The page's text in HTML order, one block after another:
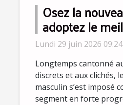
Osez la
adoptez le
pour homme
sexologues
Lundi 29 juin 2026 09:24
Longtemps cantonné
discrets et aux clichés,
masculin s’est imposé
segment en forte